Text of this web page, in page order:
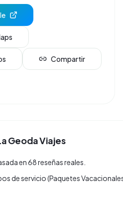
Compartir
Geoda Viajes
en 68 reseñas reales.
de servicio (Paquetes